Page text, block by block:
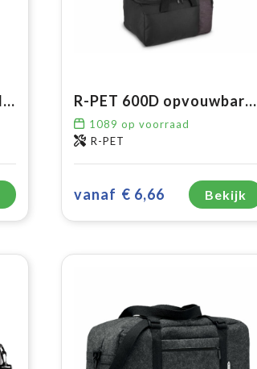
Trip Aware™ gerecyclede reisflestas 2 l R-PET 600D opvouwbare tas voor onder de stoel 20L
1089 op voorraad
R-PET
vanaf € 6,66 Bekijk